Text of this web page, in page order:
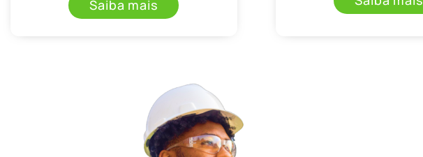
Saiba mais